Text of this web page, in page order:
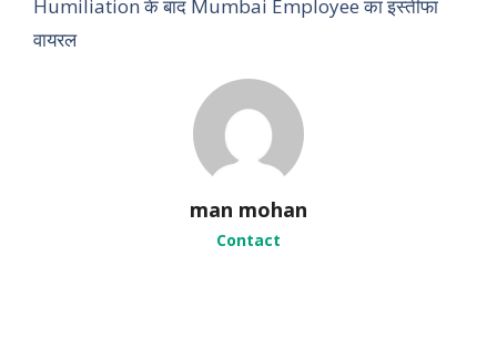
i
Humiliation के बाद Mumbai Employee का इस्तीफा
वायरल
man mohan
Contact